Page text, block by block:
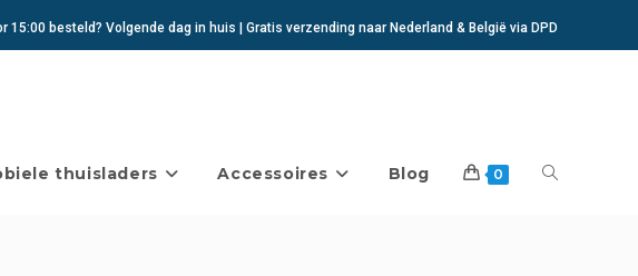
15:00 besteld? Volgende dag in huis | Gratis verzending naar Nederland & België via DPD
thuisladers Accessoires Blog 0 Toggle